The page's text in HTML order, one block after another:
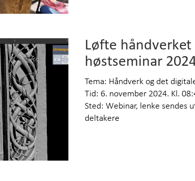
Løfte håndverket
høstseminar
Tema: Håndverk og det
Tid: 6. november 2024. Kl.
Sted: Webinar, lenke sendes
deltakere